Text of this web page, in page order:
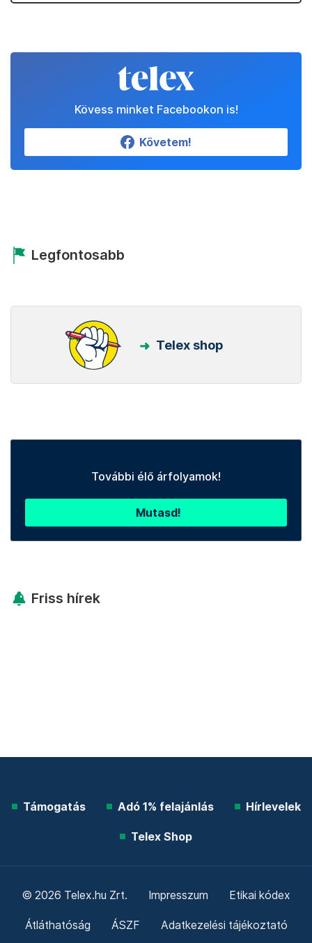
Kövess minket Facebookon is!
Követem!
Legfontosabb
Telex shop
További élő árfolyamok!
Mutasd!
Friss hírek
Támogatás Adó 1% felajánlás Hírlevelek
Telex Shop
© 2026 Telex.hu Zrt. Impresszum Etikai kódex
Átláthatóság ÁSZF Adatkezelési tájékoztató